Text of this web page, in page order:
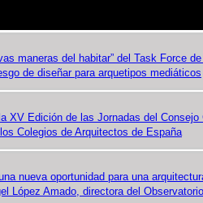
maneras del habitar” del Task Force
de diseñar para arquetipos mediáticos
XV Edición de las Jornadas del Consejo
Colegios de Arquitectos de España
nueva oportunidad para una
López Amado, directora del